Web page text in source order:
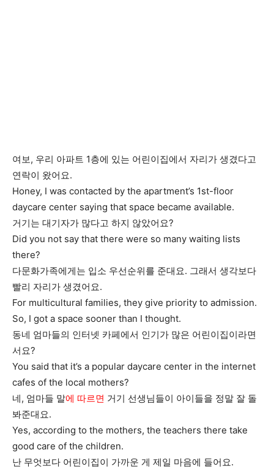
여보, 우리 아파트 1층에 있는 어린이집에서 자리가 생겼다고
연락이 왔어요.
Honey, I was contacted by the apartment’s 1st-floor
daycare center saying that space became available.
거기는 대기자가 많다고 하지 않았어요?
Did you not say that there were so many waiting lists
there?
다문화가족에게는 입소 우선순위를 준대요. 그래서 생각보다
빨리 자리가 생겼어요.
For multicultural families, they give priority to admission.
So, I got a space sooner than I thought.
동네 엄마들의 인터넷 카페에서 인기가 많은 어린이집이라면
서요?
You said that it’s a popular daycare center in the internet
cafes of the local mothers?
네, 엄마들 말에 따르면 거기 선생님들이 아이들을 정말 잘 돌
봐준대요.
Yes, according to the mothers, the teachers there take
good care of the children.
난 무엇보다 어린이집이 가까운 게 제일 마음에 들어요.